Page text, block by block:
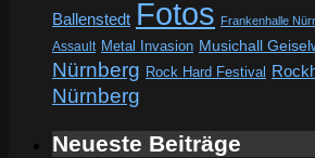
Ballenstedt Fotos Frankenhalle
Assault Metal Invasion Musichall
Nürnberg Rock Hard Festival
Nürnberg
Neueste Beiträge